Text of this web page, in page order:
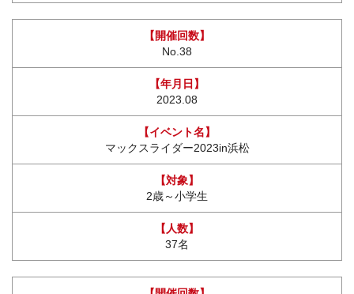
No.38
2023.08
マックスライダー2023in浜松
2歳～小学生
37名